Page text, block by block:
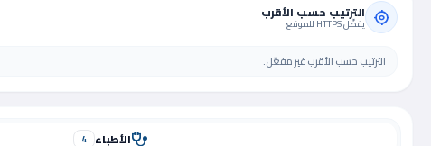
my_location الترتيب حسب الأقرب
يفضّل HTTPS للموقع
الترتيب حسب الأقرب غير مفعّل.
stethoscopeالأطباء 4